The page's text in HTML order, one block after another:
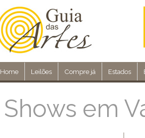
Home Leilões Compre já Estados
Shows em